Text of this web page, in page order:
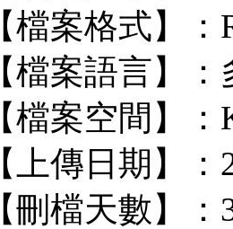
【檔案格式】：
【檔案語言】
【檔案空間】
【上傳日期】：
【刪檔天數】